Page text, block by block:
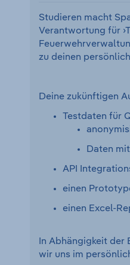
Studieren macht
Verantwortung für
zu deinen
Deine zukünftigen
Testdaten für
Daten
API
einen
einen Excel-
In Abhängigkeit
wir uns im